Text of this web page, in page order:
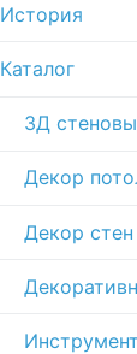
История
Каталог
3Д
Декор
Декор стен